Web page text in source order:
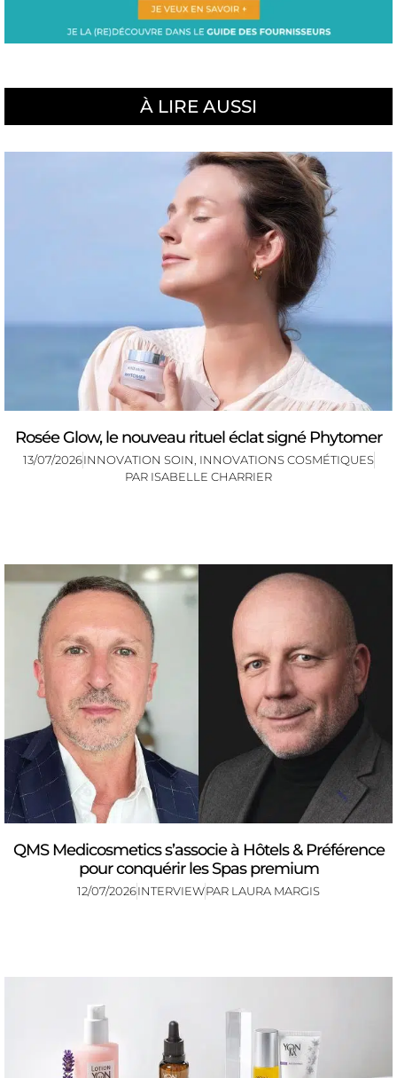
À LIRE AUSSI
Rosée Glow, le nouveau rituel éclat signé Phytomer
13/07/2026INNOVATION SOIN INNOVATIONS COSMÉTIQUES
PAR ISABELLE CHARRIER
QMS Medicosmetics s’associe à Hôtels & Préférence
pour conquérir les Spas premium
12/07/2026INTERVIEWPAR LAURA MARGIS